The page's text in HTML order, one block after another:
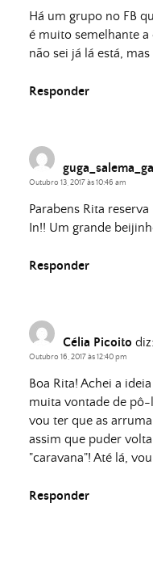
Há um grupo no FB
é muito semelhante a
não sei já lá está,
Responder
Outubro 13, 2017 às 10:46 am
Parabens Rita
In!! Um grande
Responder
Célia Picoito diz:
Outubro 16, 2017 às 12:40 pm
Boa Rita! Achei a
muita vontade de
vou ter que as
assim que puder
"caravana"! Até lá,
Responder